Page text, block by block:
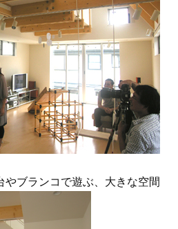
やブランコで遊ぶ、大きな空間